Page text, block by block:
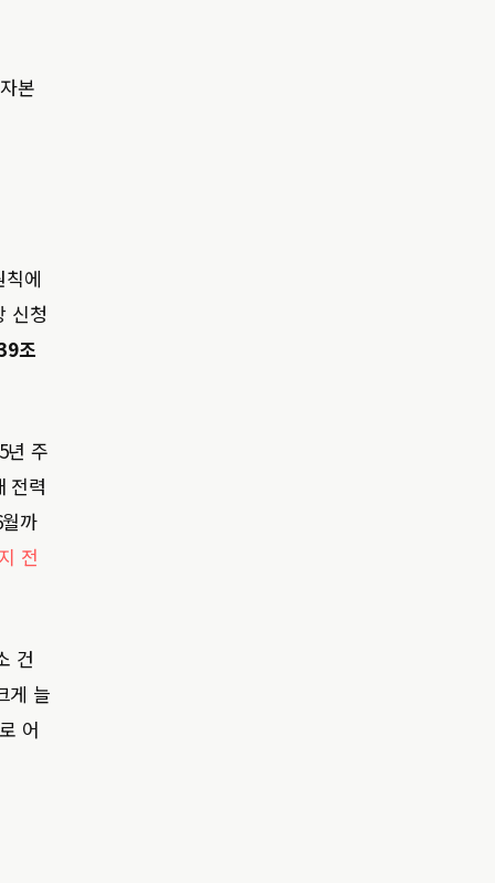
본
에
신청
조
년 주
전력
까
전
건
게 늘
어